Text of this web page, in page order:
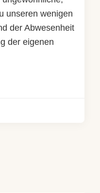
unseren wenigen
der Abwesenheit
der eigenen